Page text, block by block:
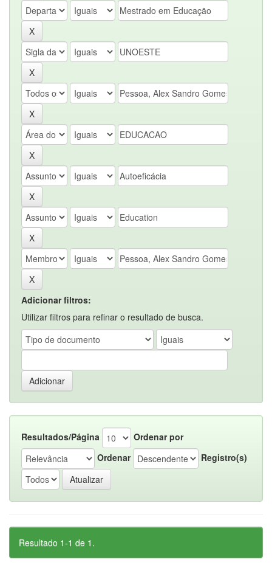
Adicionar filtros:
Utilizar filtros para refinar o resultado de busca.
Resultados/Página
Ordenar por
Ordenar
Registro(s)
Resultado 1-1 de 1.